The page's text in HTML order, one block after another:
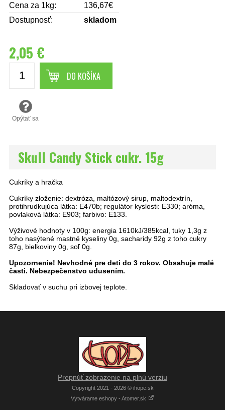
Cena za 1kg:
136,67€
Dostupnosť:
skladom
2,05 €
DO KOŠÍKA
Opýtať sa
Skull Candy Stick cukr. 15g
Cukríky a hračka
Cukríky zloženie: dextróza, maltózový sirup, maltodextrín,
protihrudkujúca látka: E470b; regulátor kyslosti: E330; aróma,
povlaková látka: E903; farbivo: E133.
Výživové hodnoty v 100g: energia 1610kJ/385kcal, tuky 1,3g z
toho nasýtené mastné kyseliny 0g, sacharidy 92g z toho cukry
87g, bielkoviny 0g, soľ 0g.
Upozornenie! Nevhodné pre deti do 3 rokov. Obsahuje malé
časti. Nebezpečenstvo udusením.
Skladovať v suchu pri izbovej teplote.
Prepnúť zobrazenie na plnú verziu
Copyright 2021 - 2026 © ihope.sk
Vytvárame eshopy - Atomer.sk